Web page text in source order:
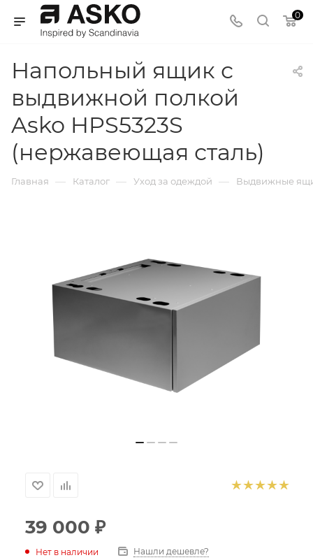
0
Напольный ящик с
выдвижной полкой
Asko HPS5323S
(нержавеющая сталь)
Главная — Каталог — Уход за одеждой — Выдвижные
39 000 ₽
Нет в наличии Нашли дешевле?